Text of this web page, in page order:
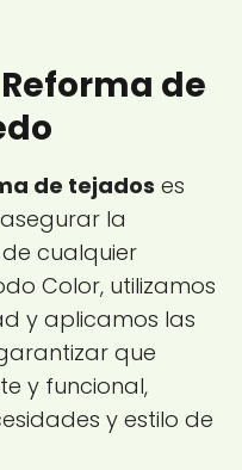
de
de tejados es
la
de cualquier
Color, utilizamos
y aplicamos las
que
y funcional,
y estilo de